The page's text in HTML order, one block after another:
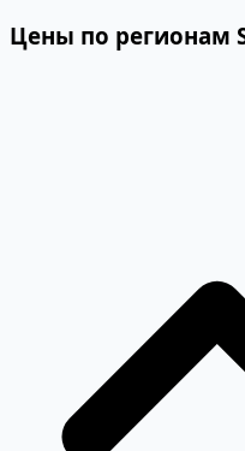
Цены по регионам